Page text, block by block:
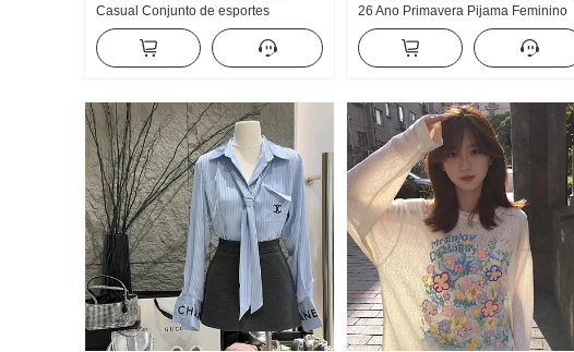
Casual Conjunto de esportes
Feminino Primavera Ombro de Fora
Casaco Calça boca de sino Conjunto
de três peças
26 Ano Primavera Pijama Feminino
Novo Nuvens Algodão Manga longa
Pequeno Gola Polo Roupas para
casa Conjunto Transmissão ao vivo